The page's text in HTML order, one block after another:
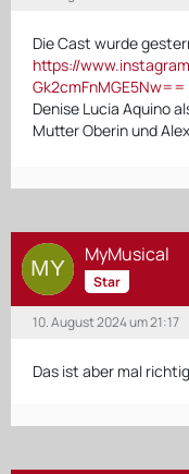
Die Cast wurde
https://
Gk2cmFnMGE5Nw==
Denise Lucia Aquino
Mutter Oberin und
MyMusical
Star
10. August 2024 um 21:17
Das ist aber mal